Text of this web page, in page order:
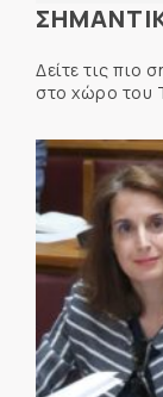
Δείτε τις πιο
στο χώρο του